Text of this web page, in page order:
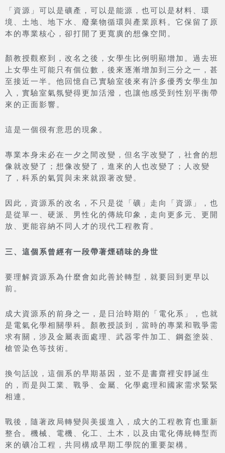
「資源」可以是礦產，可以是能源，也可以是材料、環
境、土地、地下水、廢棄物循環與產業原料。它保留了原
本的專業核心，卻打開了更寬廣的想像空間。
顏教授觀察到，改名之後，女學生比例明顯增加。過去班
上女學生可能只有個位數，後來逐漸增加到三分之一，甚
至接近一半。他回憶自己實驗室後來有許多優秀女學生加
入，實驗室氣氛變得更加活潑，也讓他感受到性別平衡帶
來的正面影響。
這是一個很有意思的現象。
專業本身未必在一夕之間改變，但名字改變了，社會的想
像就改變了；想像改變了，進來的人也改變了；人改變
了，科系的氣質與未來就跟著改變。
因此，資源系的改名，不只是從「礦」走向「資源」，也
是從單一、硬派、男性化的傳統印象，走向更多元、更開
放、更能容納不同人才的現代工程教育。
三、這個系曾經有一段帶著煙硝味的身世
要理解資源系為什麼會如此善於轉型，就要回到更早以
前。
成大資源系的前身之一，是日治時期的「電化系」，也就
是電氣化學相關學科。顏教授談到，當時的專業和戰爭需
求有關，涉及金屬表面處理、武器零件加工、鋼盔塗裝、
槍管染色等技術。
換句話說，這個系的早期基因，並不是書齋裡安靜誕生
的，而是與工業、戰爭、金屬、化學處理和國家需求緊緊
相連。
戰後，隨著政局轉變與美援進入，成大的工程教育也重新
整合。機械、電機、化工、土木，以及由電化傳統轉型而
來的礦冶工程，共同構成早期工學院的重要架構。